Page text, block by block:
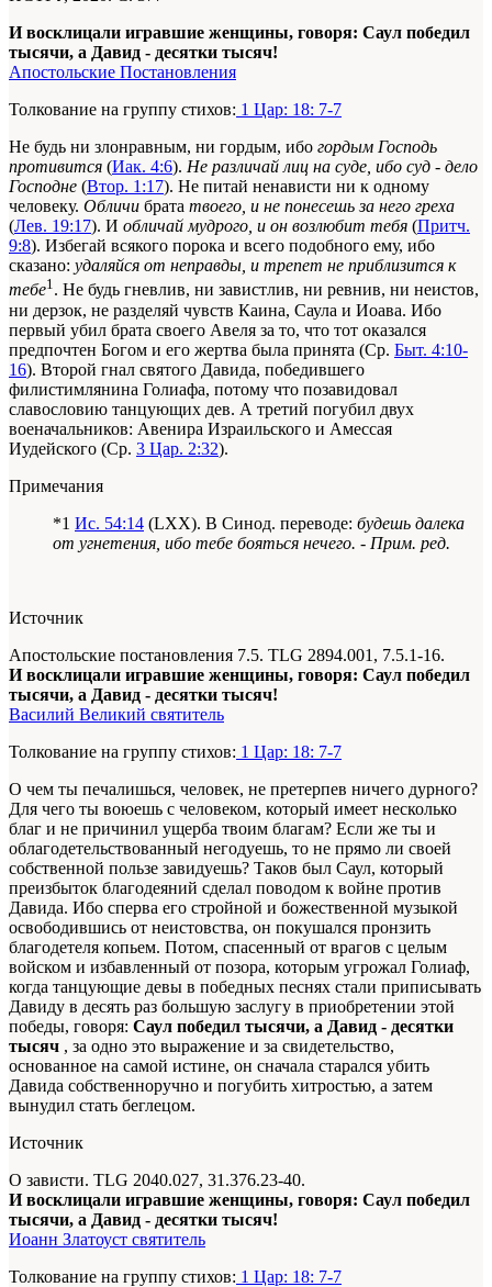
И восклицали игравшие женщины, говоря: Саул победил
тысячи, а Давид - десятки тысяч!
Апостольские Постановления
Толкование на группу стихов: 1 Цар: 18: 7-7
Не будь ни злонравным, ни гордым, ибо гордым Господь
противится (Иак. 4:6). Не различай лиц на суде, ибо суд - дело
Господне (Втор. 1:17). Не питай ненависти ни к одному
человеку. Обличи брата твоего, и не понесешь за него греха
(Лев. 19:17). И обличай мудрого, и он возлюбит тебя (Притч.
9:8). Избегай всякого порока и всего подобного ему, ибо
сказано: удаляйся от неправды, и трепет не приблизится к
тебе1. Не будь гневлив, ни завистлив, ни ревнив, ни неистов,
ни дерзок, не разделяй чувств Каина, Саула и Иоава. Ибо
первый убил брата своего Авеля за то, что тот оказался
предпочтен Богом и его жертва была принята (Ср. Быт. 4:10-
16). Второй гнал святого Давида, победившего
филистимлянина Голиафа, потому что позавидовал
славословию танцующих дев. А третий погубил двух
военачальников: Авенира Израильского и Амессая
Иудейского (Ср. 3 Цар. 2:32).
Примечания
*1 Ис. 54:14 (LXX). В Синод. переводе: будешь далека
от угнетения, ибо тебе бояться нечего. - Прим. ред.
Источник
Апостольские постановления 7.5. TLG 2894.001, 7.5.1-16.
И восклицали игравшие женщины, говоря: Саул победил
тысячи, а Давид - десятки тысяч!
Василий Великий святитель
Толкование на группу стихов: 1 Цар: 18: 7-7
О чем ты печалишься, человек, не претерпев ничего дурного?
Для чего ты воюешь с человеком, который имеет несколько
благ и не причинил ущерба твоим благам? Если же ты и
облагодетельствованный негодуешь, то не прямо ли своей
собственной пользе завидуешь? Таков был Саул, который
преизбыток благодеяний сделал поводом к войне против
Давида. Ибо сперва его стройной и божественной музыкой
освободившись от неистовства, он покушался пронзить
благодетеля копьем. Потом, спасенный от врагов с целым
войском и избавленный от позора, которым угрожал Голиаф,
когда танцующие девы в победных песнях стали приписывать
Давиду в десять раз большую заслугу в приобретении этой
победы, говоря: Саул победил тысячи, а Давид - десятки
тысяч , за одно это выражение и за свидетельство,
основанное на самой истине, он сначала старался убить
Давида собственноручно и погубить хитростью, а затем
вынудил стать беглецом.
Источник
О зависти. TLG 2040.027, 31.376.23-40.
И восклицали игравшие женщины, говоря: Саул победил
тысячи, а Давид - десятки тысяч!
Иоанн Златоуст святитель
Толкование на группу стихов: 1 Цар: 18: 7-7